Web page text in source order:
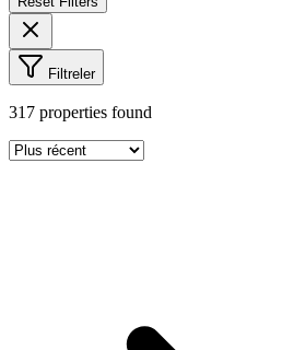
Filtreler
317 properties found